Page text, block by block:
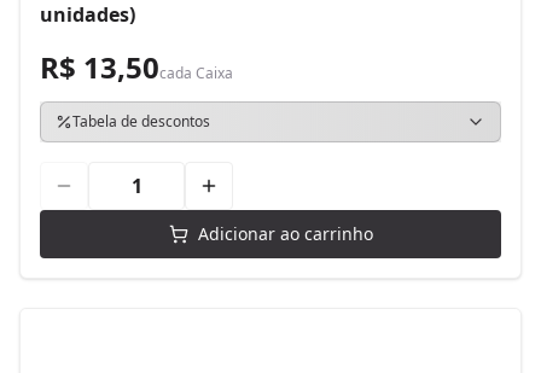
unidades)
R$ 13,50cada Caixa
Tabela de descontos
Adicionar ao carrinho